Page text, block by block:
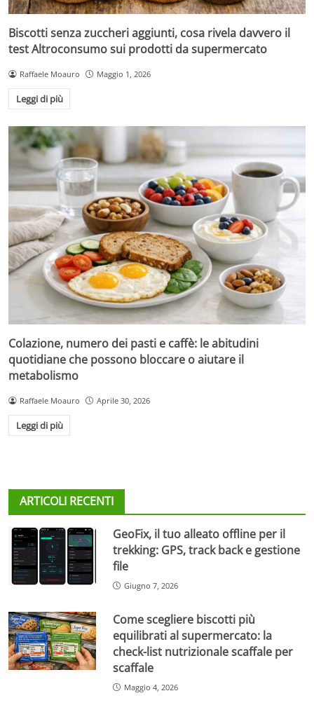
Biscotti senza zuccheri aggiunti, cosa rivela davvero il
test Altroconsumo sui prodotti da supermercato
Raffaele Moauro Maggio 1, 2026
Leggi di più
Colazione, numero dei pasti e caffè: le abitudini
quotidiane che possono bloccare o aiutare il
metabolismo
Raffaele Moauro Aprile 30, 2026
Leggi di più
ARTICOLI RECENTI
GeoFix, il tuo alleato offline per il
trekking: GPS, track back e gestione
file
Giugno 7, 2026
Come scegliere biscotti più
equilibrati al supermercato: la
check-list nutrizionale scaffale per
scaffale
Maggio 4, 2026